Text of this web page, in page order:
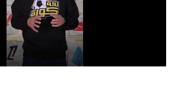
الدوري السعودي للمحترفين